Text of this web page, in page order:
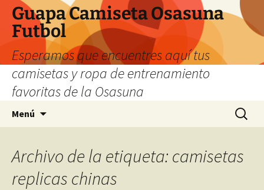
Guapa Camiseta Osasuna
Futbol
Esperamos que encuentres aquí tus
camisetas y ropa de entrenamiento
favoritas de la Osasuna
Menú Buscar:
Archivo de la etiqueta: camisetas
replicas chinas